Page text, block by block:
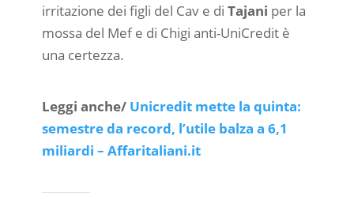
irritazione dei figli del Cav e di Tajani per la
mossa del Mef e di Chigi anti-UniCredit è
una certezza.
Leggi anche/ Unicredit mette la quinta:
semestre da record, l’utile balza a 6,1
miliardi – Affaritaliani.it